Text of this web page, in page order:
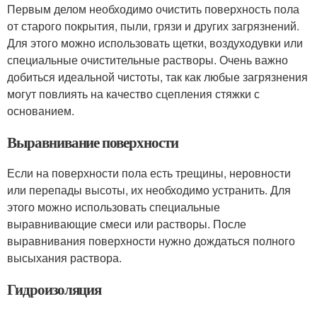
Первым делом необходимо очистить поверхность пола
от старого покрытия, пыли, грязи и других загрязнений.
Для этого можно использовать щетки, воздуходувки или
специальные очистительные растворы. Очень важно
добиться идеальной чистоты, так как любые загрязнения
могут повлиять на качество сцепления стяжки с
основанием.
Выравнивание поверхности
Если на поверхности пола есть трещины, неровности
или перепады высоты, их необходимо устранить. Для
этого можно использовать специальные
выравнивающие смеси или растворы. После
выравнивания поверхности нужно дождаться полного
высыхания раствора.
Гидроизоляция